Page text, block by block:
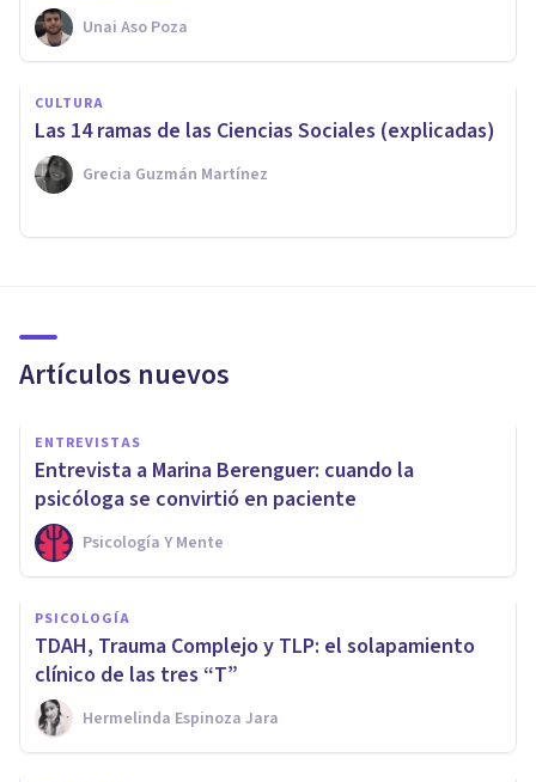
Unai Aso Poza
CULTURA
Las 14 ramas de las Ciencias Sociales (explicadas)
Grecia Guzmán Martínez
Artículos nuevos
ENTREVISTAS
Entrevista a Marina Berenguer: cuando la
psicóloga se convirtió en paciente
Psicología Y Mente
PSICOLOGÍA
TDAH, Trauma Complejo y TLP: el solapamiento
clínico de las tres “T”
Hermelinda Espinoza Jara